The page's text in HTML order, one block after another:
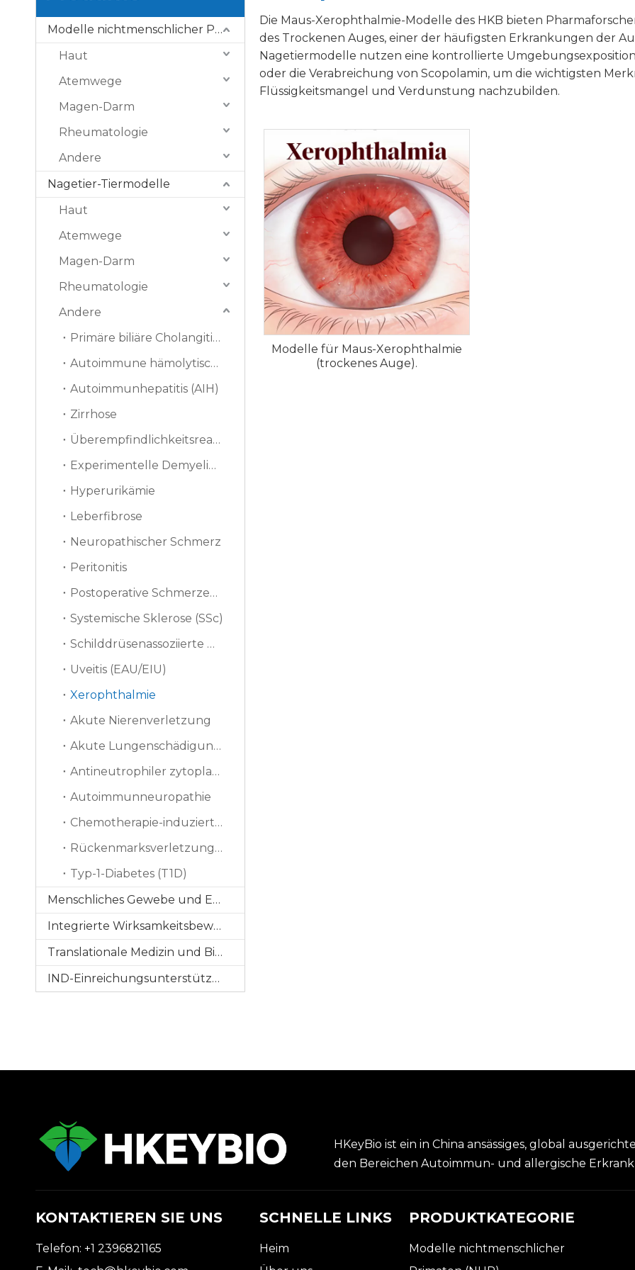
Modelle nichtmenschlicher Primaten (NHP).
Haut
Atemwege
Magen-Darm
Rheumatologie
Andere
Nagetier-Tiermodelle
Haut
Atemwege
Magen-Darm
Rheumatologie
Andere
Primäre biliäre Cholangitis (PBC)
Autoimmune hämolytische Anämie (AIHA)
Autoimmunhepatitis (AIH)
Zirrhose
Überempfindlichkeitsreaktion vom verzögerten Typ (DTH)
Experimentelle Demyelinisierung
Hyperurikämie
Leberfibrose
Neuropathischer Schmerz
Peritonitis
Postoperative Schmerzen (PSP)
Systemische Sklerose (SSc)
Schilddrüsenassoziierte Ophthalmopathie (TAO)
Uveitis (EAU/EIU)
Xerophthalmie
Akute Nierenverletzung
Akute Lungenschädigung (ALI)
Antineutrophiler zytoplasmatischer Antikörper
Autoimmunneuropathie
Chemotherapie-induzierte periphere Neuropathie (CIPN)
Rückenmarksverletzung (SCI)
Typ-1-Diabetes (T1D)
Menschliches Gewebe und Ex-vivo-Modelle
Integrierte Wirksamkeitsbewertung
Translationale Medizin und Biomarker
IND-Einreichungsunterstützung
Die Maus-Xerophthalmie-Modelle des HKB bieten
des Trockenen Auges, einer der häufigsten Erkrankungen der
Nagetiermodelle nutzen eine kontrollierte
oder die Verabreichung von Scopolamin, um die wichtigsten
Flüssigkeitsmangel und Verdunstung nachzubilden.
Modelle für Maus-Xerophthalmie
(trockenes Auge).
HKeyBio ist ein in China ansässiges, global
den Bereichen Autoimmun- und allergische
KONTAKTIEREN SIE UNS
Telefon: +1 2396821165
SCHNELLE LINKS
Heim
PRODUKTKATEGORIE
Modelle nichtmenschlicher